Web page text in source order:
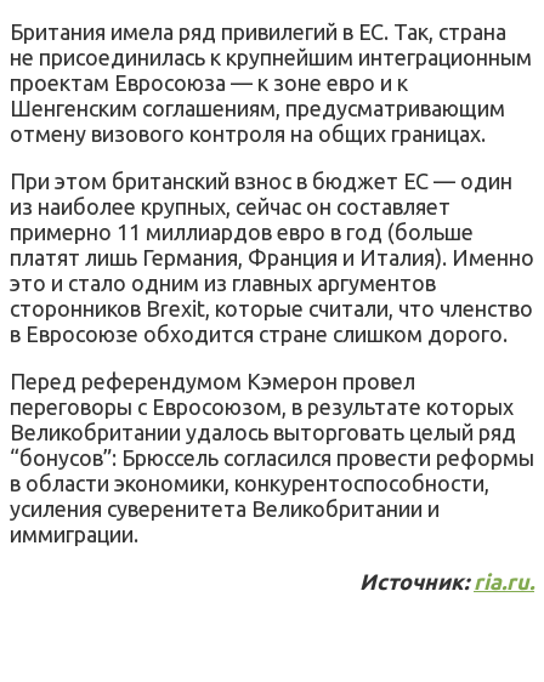
Британия имела ряд привилегий в ЕС. Так, страна
не присоединилась к крупнейшим интеграционным
проектам Евросоюза — к зоне евро и к
Шенгенским соглашениям, предусматривающим
отмену визового контроля на общих границах.
При этом британский взнос в бюджет ЕС — один
из наиболее крупных, сейчас он составляет
примерно 11 миллиардов евро в год (больше
платят лишь Германия, Франция и Италия). Именно
это и стало одним из главных аргументов
сторонников Brexit, которые считали, что членство
в Евросоюзе обходится стране слишком дорого.
Перед референдумом Кэмерон провел
переговоры с Евросоюзом, в результате которых
Великобритании удалось выторговать целый ряд
“бонусов”: Брюссель согласился провести реформы
в области экономики, конкурентоспособности,
усиления суверенитета Великобритании и
иммиграции.
Источник: ria.ru.